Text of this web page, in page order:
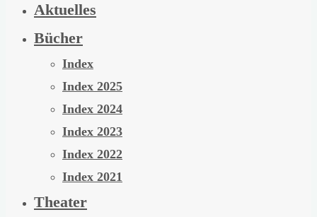
nach:
Aktuelles
Bücher
Index
Index 2025
Index 2024
Index 2023
Index 2022
Index 2021
Theater